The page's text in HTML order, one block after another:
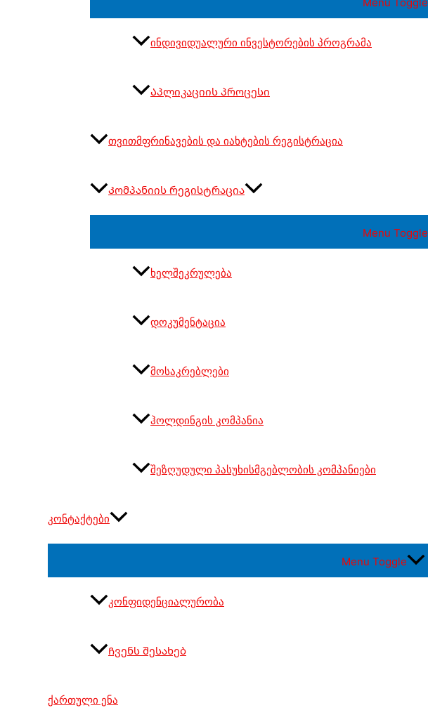
ინდივიდუალური ინვესტორების პროგრამა
Აპლიკაციის პროცესი
თვითმფრინავების და იახტების რეგისტრაცია
Კომპანიის რეგისტრაცია
Menu Toggle
ხელშეკრულება
დოკუმენტაცია
მოსაკრებლები
ჰოლდინგის კომპანია
შეზღუდული პასუხისმგებლობის კომპანიები
კონტაქტები
Menu Toggle
კონფიდენციალურობა
Ჩვენს შესახებ
ქართული ენა